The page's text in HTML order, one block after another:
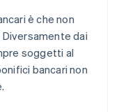
è che non
dai
soggetti al
bancari non